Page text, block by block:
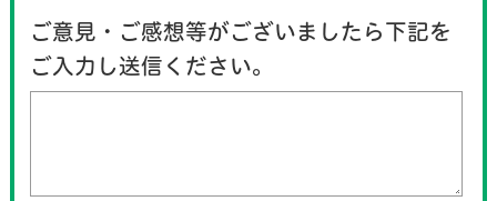
ご意見・ご感想等がございましたら下記を
ご入力し送信ください。